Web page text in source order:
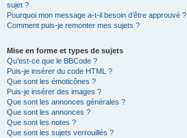
sujet ?
Pourquoi mon message a-t-il besoin d’être approuvé ?
Comment puis-je remonter mes sujets ?
Mise en forme et types de sujets
Qu’est-ce que le BBCode ?
Puis-je insérer du code HTML ?
Que sont les émoticônes ?
Puis-je insérer des images ?
Que sont les annonces générales ?
Que sont les annonces ?
Que sont les notes ?
Que sont les sujets verrouillés ?